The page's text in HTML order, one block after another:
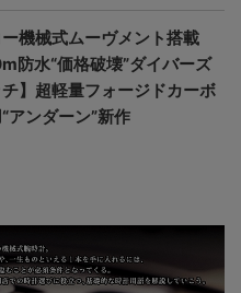
機械式ムーヴメント搭載
防水“価格破壊”ダイバーズ
】超軽量フォージドカーボ
アンダーン”新作